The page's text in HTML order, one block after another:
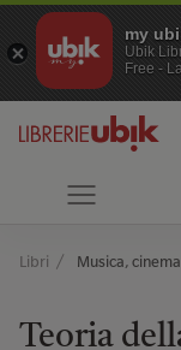
my
Ubik
Free -
Libri Musica,
Teoria